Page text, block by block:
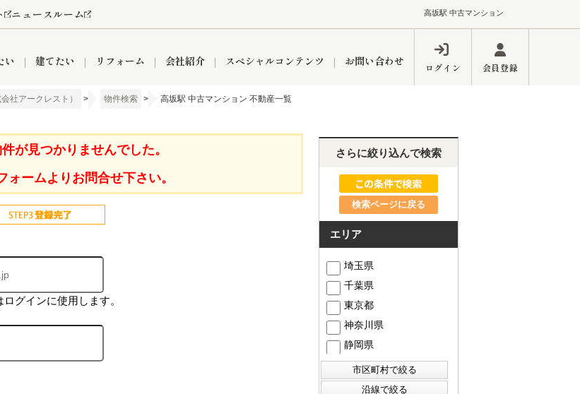
高坂駅 中古マンション
ニュースルーム
お気に入り 閲覧履歴
ベーション済み物件
病保証付き住宅ローン
東村山市 東大和市
い
よくある質問 売却コラム
空き家 リースバック
狭山市 富士見市 練馬区
建てたい リフォーム
玉】補助金・助成金 【東京】補助金・助成金
会社紹介
客様の声 創業の想い インフォメーション ブログ
入間営業所 ひばりケ丘営業所 東久留米営業所
パークグループの強み
スペシャルコンテンツ
くらぶ レンタルスペース
お問い合わせ
なんでもご相談 プライバシーポリシー
ログイン 会員登録
社アークレスト） > 物件検索 > 高坂駅 中古マンション 不動産一覧
が見つかりませんでした。
ォームよりお問合せ下さい。
グインに使用します。
さらに絞り込んで検索
検索ページに戻る
エリア
埼玉県
千葉県
東京都
神奈川県
静岡県